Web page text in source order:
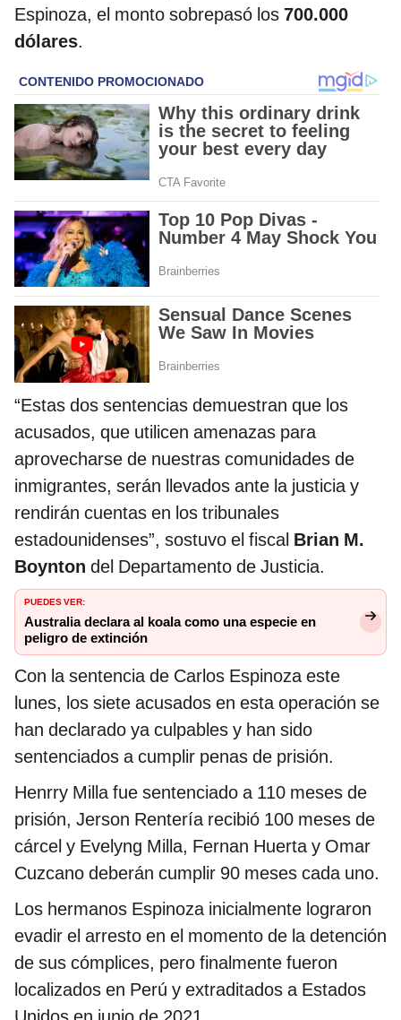
Espinoza, el monto sobrepasó los 700.000
dólares.
“Estas dos sentencias demuestran que los
acusados, que utilicen amenazas para
aprovecharse de nuestras comunidades de
inmigrantes, serán llevados ante la justicia y
rendirán cuentas en los tribunales
estadounidenses”, sostuvo el fiscal Brian M.
Boynton del Departamento de Justicia.
PUEDES VER:
Australia declara al koala como una especie en
peligro de extinción
Con la sentencia de Carlos Espinoza este
lunes, los siete acusados en esta operación se
han declarado ya culpables y han sido
sentenciados a cumplir penas de prisión.
Henrry Milla fue sentenciado a 110 meses de
prisión, Jerson Rentería recibió 100 meses de
cárcel y Evelyng Milla, Fernan Huerta y Omar
Cuzcano deberán cumplir 90 meses cada uno.
Los hermanos Espinoza inicialmente lograron
evadir el arresto en el momento de la detención
de sus cómplices, pero finalmente fueron
localizados en Perú y extraditados a Estados